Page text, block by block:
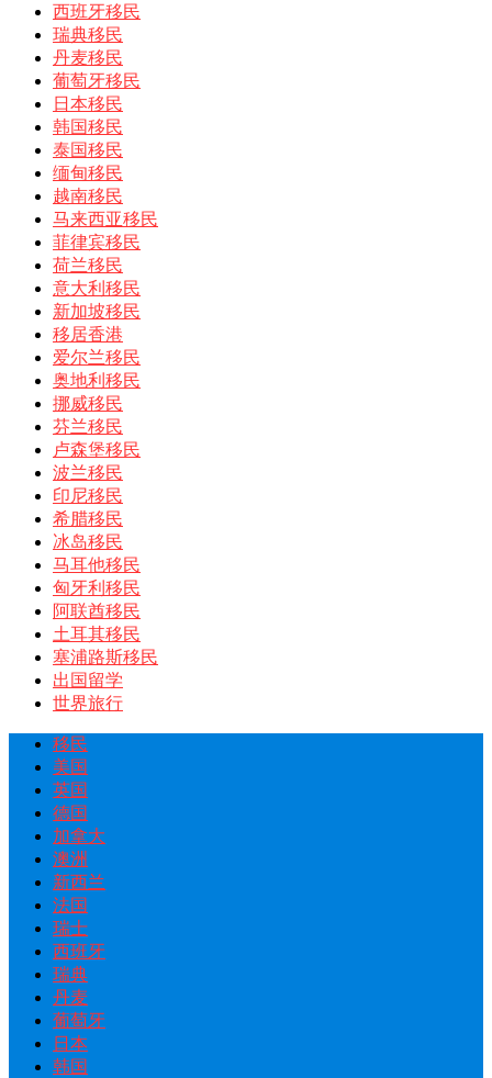
西班牙移民
瑞典移民
丹麦移民
葡萄牙移民
日本移民
韩国移民
泰国移民
缅甸移民
越南移民
马来西亚移民
菲律宾移民
荷兰移民
意大利移民
新加坡移民
移居香港
爱尔兰移民
奥地利移民
挪威移民
芬兰移民
卢森堡移民
波兰移民
印尼移民
希腊移民
冰岛移民
马耳他移民
匈牙利移民
阿联酋移民
土耳其移民
塞浦路斯移民
出国留学
世界旅行
移民
美国
英国
德国
加拿大
澳洲
新西兰
法国
瑞士
西班牙
瑞典
丹麦
葡萄牙
日本
韩国